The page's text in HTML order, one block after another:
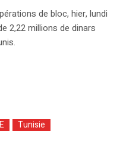
de bloc, hier, lundi
2,22 millions de dinars
Tunisie